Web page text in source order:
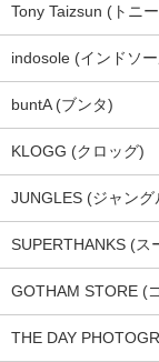
Tony Taizsun (トニ
indosole (インドソ
buntA (ブンタ)
KLOGG (クロッグ)
JUNGLES (ジャング
SUPERTHANKS (ス
GOTHAM STORE (
THE DAY